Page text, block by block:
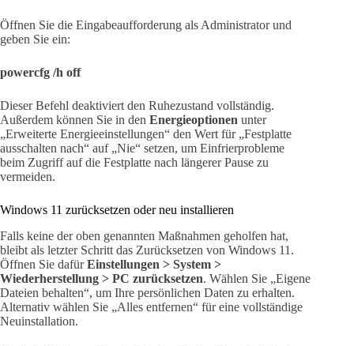
Öffnen Sie die Eingabeaufforderung als Administrator und
geben Sie ein:
powercfg /h off
Dieser Befehl deaktiviert den Ruhezustand vollständig.
Außerdem können Sie in den Energieoptionen unter
„Erweiterte Energieeinstellungen“ den Wert für „Festplatte
ausschalten nach“ auf „Nie“ setzen, um Einfrierprobleme
beim Zugriff auf die Festplatte nach längerer Pause zu
vermeiden.
Windows 11 zurücksetzen oder neu installieren
Falls keine der oben genannten Maßnahmen geholfen hat,
bleibt als letzter Schritt das Zurücksetzen von Windows 11.
Öffnen Sie dafürEinstellungen > System >
Wiederherstellung > PC zurücksetzen. Wählen Sie „Eigene
Dateien behalten“, um Ihre persönlichen Daten zu erhalten.
Alternativ wählen Sie „Alles entfernen“ für eine vollständige
Neuinstallation.